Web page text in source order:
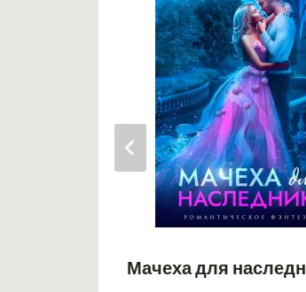
Мачеха для